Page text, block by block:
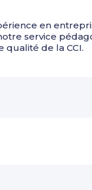
en
service
de la CCI.